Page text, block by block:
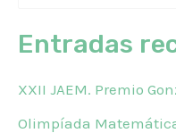
Entradas
XXII JAEM. Premio
Olimpíada